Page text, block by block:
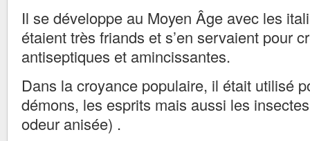
Il se développe au Moyen Âge avec les
étaient très friands et s’en servaient pour
antiseptiques et amincissantes.
Dans la croyance populaire, il était utilisé
démons, les esprits mais aussi les
odeur anisée) .